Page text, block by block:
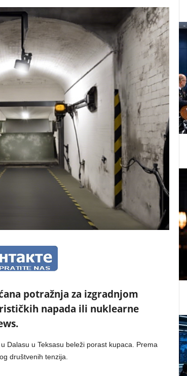
potražnja za izgradnjom
napada ili nuklearne
Dalasu u Teksasu beleži porast kupaca. Prema
društvenih tenzija.